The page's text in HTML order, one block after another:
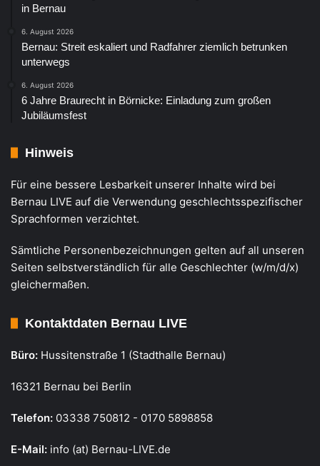
in Bernau
6. August 2026
Bernau: Streit eskaliert und Radfahrer ziemlich betrunken
unterwegs
6. August 2026
6 Jahre Braurecht in Börnicke: Einladung zum großen
Jubiläumsfest
Hinweis
Für eine bessere Lesbarkeit unserer Inhalte wird bei
Bernau LIVE auf die Verwendung geschlechtsspezifischer
Sprachformen verzichtet.
Sämtliche Personenbezeichnungen gelten auf all unseren
Seiten selbstverständlich für alle Geschlechter (w/m/d/x)
gleichermaßen.
Kontaktdaten Bernau LIVE
Büro: Hussitenstraße 1 (Stadthalle Bernau)
16321 Bernau bei Berlin
Telefon: 03338 750812 - 0170 5898858
E-Mail: info (at) Bernau-LIVE.de